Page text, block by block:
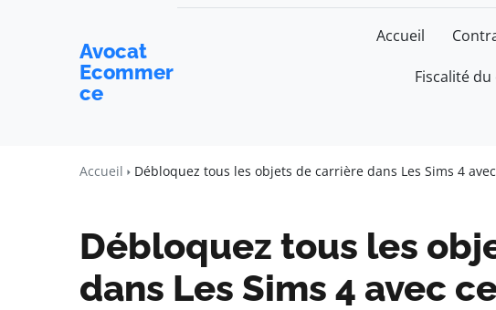
Avocat
Ecommer
ce
Accueil
Fiscalité
Accueil Débloquez tous les objets de carrière dans Les Sims 4
Débloquez tous les
dans Les Sims 4 avec